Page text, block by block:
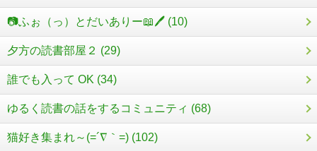
📷ふぉ（っ）とだいありー📖🖊 (10)
夕方の読書部屋２ (29)
誰でも入って OK (34)
ゆるく読書の話をするコミュニティ (68)
猫好き集まれ～(=´∇｀=) (102)